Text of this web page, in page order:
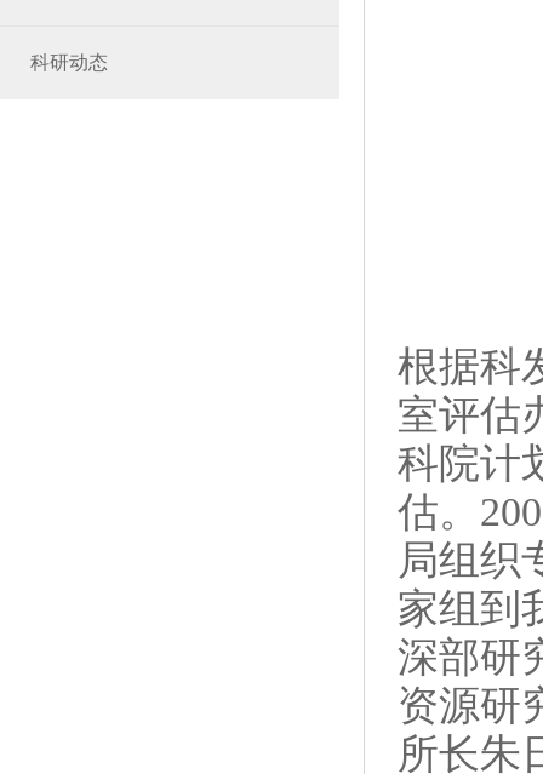
根据科
室评估
科院计
估。
局组织
家组到
深部研
资源研
所长朱
科研动态